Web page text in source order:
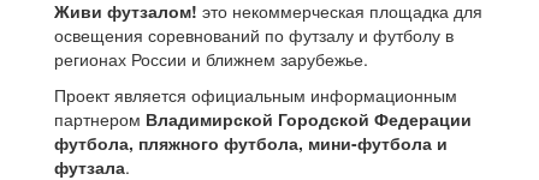
Живи футзалом! это некоммерческая площадка для
освещения соревнований по футзалу и футболу в
регионах России и ближнем зарубежье.
Проект является официальным информационным
партнером Владимирской Городской Федерации
футбола, пляжного футбола, мини-футбола и
футзала.